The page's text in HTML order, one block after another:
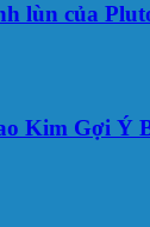
lùn của
Kim Gợi Ý